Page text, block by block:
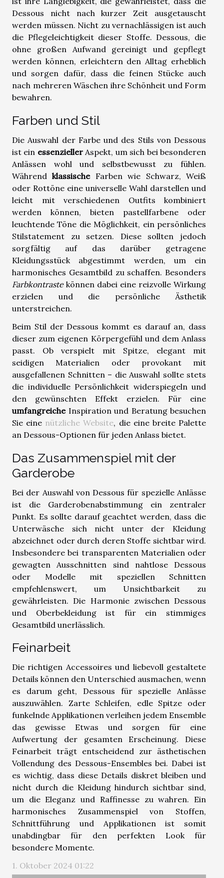
Dessous nicht nach kurzer Zeit ausgetauscht
werden müssen. Nicht zu vernachlässigen ist auch
die Pflegeleichtigkeit dieser Stoffe. Dessous, die
ohne großen Aufwand gereinigt und gepflegt
werden können, erleichtern den Alltag erheblich
und sorgen dafür, dass die feinen Stücke auch
nach mehreren Wäschen ihre Schönheit und Form
bewahren.
Farben und Stil
Die Auswahl der Farbe und des Stils von Dessous
ist ein essenziellerAspekt, um sich bei besonderen
Anlässen wohl und selbstbewusst zu fühlen.
WährendklassischeFarben wie Schwarz, Weiß
oder Rottöne eine universelle Wahl darstellen und
leicht mit verschiedenen Outfits kombiniert
werden können, bieten pastellfarbene oder
leuchtende Töne die Möglichkeit, ein persönliches
Stilstatement zu setzen. Diese sollten jedoch
sorgfältig auf das darüber getragene
Kleidungsstück abgestimmt werden, um ein
harmonisches Gesamtbild zu schaffen. Besonders
Farbkontrastekönnen dabei eine reizvolle Wirkung
erzielen und die persönliche Ästhetik
unterstreichen.
Beim Stil der Dessous kommt es darauf an, dass
dieser zum eigenen Körpergefühl und dem Anlass
passt. Ob verspielt mit Spitze, elegant mit
seidigen Materialien oder provokant mit
ausgefallenen Schnitten – die Auswahl sollte stets
die individuelle Persönlichkeit widerspiegeln und
den gewünschten Effekt erzielen. Für eine
umfangreicheInspiration und Beratung besuchen
Sie eine nützliche Website, die eine breite Palette
an Dessous-Optionen für jeden Anlass bietet.
Das Zusammenspiel mit der
Garderobe
Bei der Auswahl von Dessous für spezielle Anlässe
ist die Garderobenabstimmung ein zentraler
Punkt. Es sollte darauf geachtet werden, dass die
Unterwäsche sich nicht unter der Kleidung
abzeichnet oder durch deren Stoffe sichtbar wird.
Insbesondere bei transparenten Materialien oder
gewagten Ausschnitten sind nahtlose Dessous
oder Modelle mit speziellen Schnitten
empfehlenswert, um Unsichtbarkeit zu
gewährleisten. Die Harmonie zwischen Dessous
und Oberbekleidung ist für ein stimmiges
Gesamtbild unerlässlich.
Feinarbeit
Die richtigen Accessoires und liebevoll gestaltete
Details können den Unterschied ausmachen, wenn
es darum geht, Dessous für spezielle Anlässe
auszuwählen. Zarte Schleifen, edle Spitze oder
funkelnde Applikationen verleihen jedem Ensemble
das gewisse Etwas und sorgen für eine
Aufwertung der gesamten Erscheinung. Diese
Feinarbeit trägt entscheidend zur ästhetischen
Vollendung des Dessous-Ensembles bei. Dabei ist
es wichtig, dass diese Details diskret bleiben und
nicht durch die Kleidung hindurch sichtbar sind,
um die Eleganz und Raffinesse zu wahren. Ein
harmonisches Zusammenspiel von Stoffen,
Schnittführung und Applikationen ist somit
unabdingbar für den perfekten Look für
besondere Momente.
1. Oktober 2024 01:22